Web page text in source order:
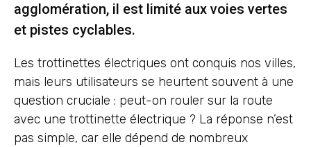
agglomération, il est limité aux voies vertes
et pistes cyclables.
Les trottinettes électriques ont conquis nos villes,
mais leurs utilisateurs se heurtent souvent à une
question cruciale : peut-on rouler sur la route
avec une trottinette électrique ? La réponse n’est
pas simple, car elle dépend de nombreux